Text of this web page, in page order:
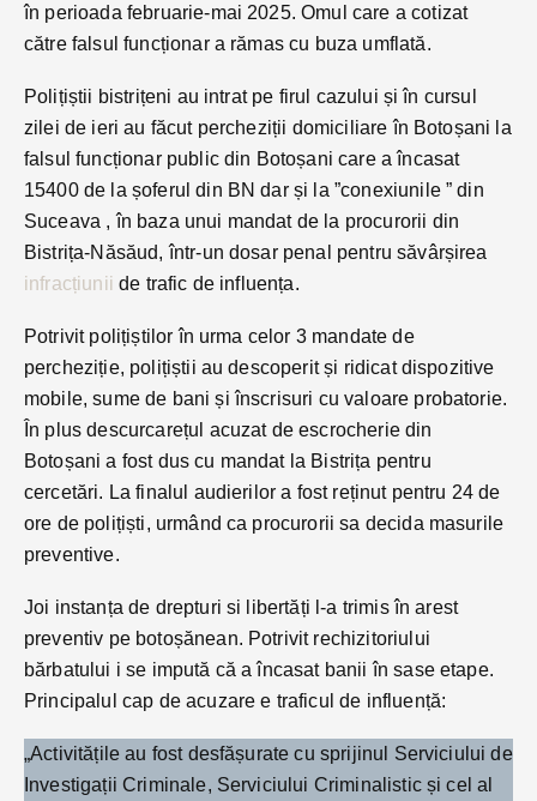
în perioada februarie-mai 2025. Omul care a cotizat
către falsul funcționar a rămas cu buza umflată.
Polițiștii bistrițeni au intrat pe firul cazului și în cursul
zilei de ieri au făcut percheziții domiciliare în Botoșani la
falsul funcționar public din Botoșani care a încasat
15400 de la șoferul din BN dar și la ”conexiunile ” din
Suceava , în baza unui mandat de la procurorii din
Bistrița-Năsăud, într-un dosar penal pentru săvârșirea
infracțiuniide trafic de influența.
Potrivit polițiștilor în urma celor 3 mandate de
percheziție, polițiștii au descoperit și ridicat dispozitive
mobile, sume de bani și înscrisuri cu valoare probatorie.
În plus descurcarețul acuzat de escrocherie din
Botoșani a fost dus cu mandat la Bistrița pentru
cercetări. La finalul audierilor a fost reținut pentru 24 de
ore de polițiști, urmând ca procurorii sa decida masurile
preventive.
Joi instanța de drepturi si libertăți l-a trimis în arest
preventiv pe botoșănean. Potrivit rechizitoriului
bărbatului i se impută că a încasat banii în sase etape.
Principalul cap de acuzare e traficul de influență:
„Activitățile au fost desfășurate cu sprijinul Serviciului de
Investigații Criminale, Serviciului Criminalistic și cel al